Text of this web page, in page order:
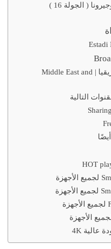
( الجولة 16 )
الشرق الاوسط و شمال أفريقيا | Middle East and
التالية